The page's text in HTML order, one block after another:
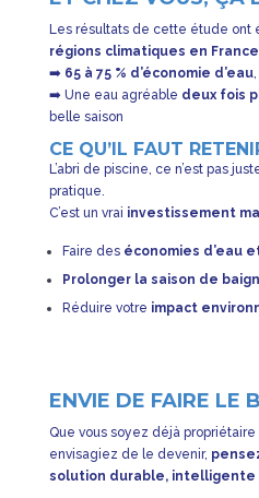
Les résultats de cette étude ont
régions climatiques en France
➡️ 65 à 75 % d’économie d’eau
➡️ Une eau agréable deux fois
belle saison
CE QU’IL FAUT
L’abri de piscine, ce n’est pas
pratique.
C’est un vrai investissement
Faire des économies d’eau
Prolonger la saison de
Réduire votre impact
ENVIE DE FAIRE LE
Que vous soyez déjà
envisagiez de le devenir,
solution durable,